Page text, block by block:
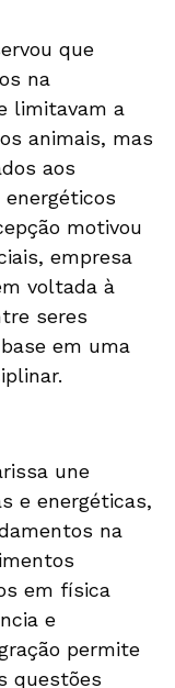
que
na
limitavam a
animais, mas
aos
motivou
empresa
voltada à
seres
em uma
une
e energéticas,
na
em física
e
permite
questões